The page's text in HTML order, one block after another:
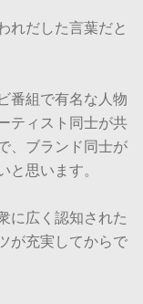
れだした言葉だと
番組で有名な人物
ティスト同士が共
、ブランド同士が
と思います。
に広く認知された
が充実してからで